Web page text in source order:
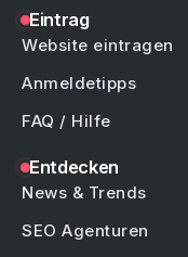
Eintrag
Website eintragen
Anmeldetipps
FAQ / Hilfe
Entdecken
News & Trends
SEO Agenturen